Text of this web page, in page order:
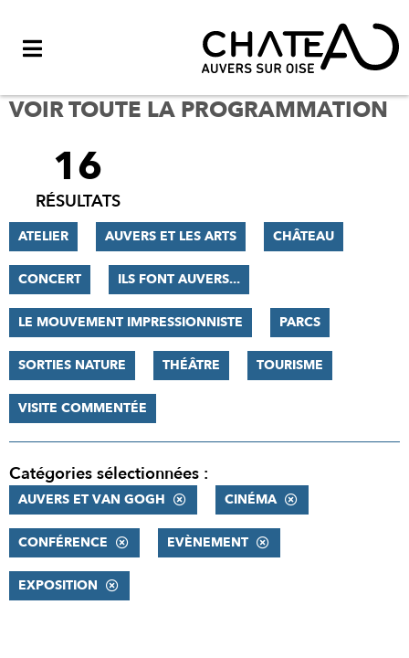
VOIR TOUTE LA PROGRAMMATION
FILTRER
RÉSULTATS
16
RÉSULTATS
ATELIER AUVERS ET LES ARTS CHÂTEAU
CONCERT ILS FONT AUVERS...
LE MOUVEMENT IMPRESSIONNISTE PARCS
SORTIES NATURE THÉÂTRE TOURISME
VISITE COMMENTÉE
Catégories sélectionnées :
AUVERS ET VAN GOGH CINÉMA
CONFÉRENCE EVÈNEMENT
EXPOSITION